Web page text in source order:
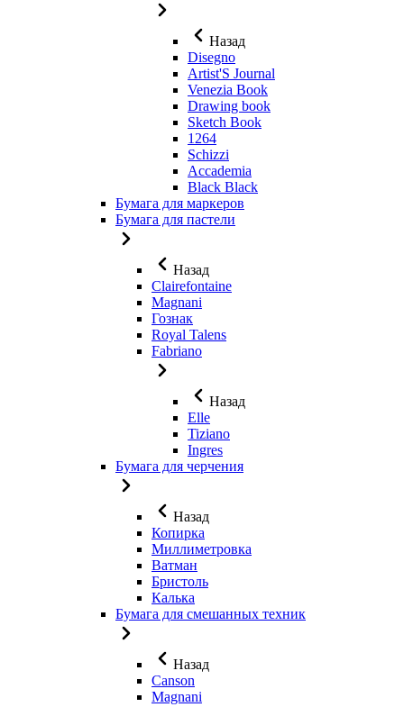
Назад
Disegno
Artist'S Journal
Venezia Book
Drawing book
Sketch Book
1264
Schizzi
Accademia
Black Black
Бумага для маркеров
Бумага для пастели
Назад
Clairefontaine
Magnani
Гознак
Royal Talens
Fabriano
Назад
Elle
Tiziano
Ingres
Бумага для черчения
Назад
Копирка
Миллиметровка
Ватман
Бристоль
Калька
Бумага для смешанных техник
Назад
Canson
Magnani